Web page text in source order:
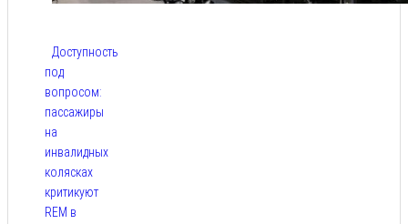
Доступность
под
вопросом:
пассажиры
на
инвалидных
колясках
критикуют
REM в